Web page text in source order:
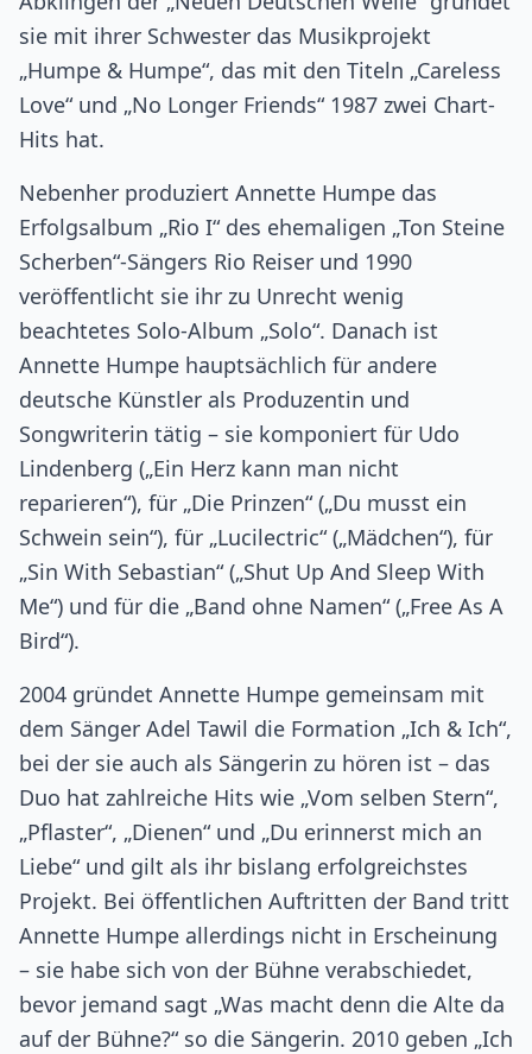
sie mit ihrer Schwester das Musikprojekt
„Humpe & Humpe“, das mit den Titeln „Careless
Love“ und „No Longer Friends“ 1987 zwei Chart-
Hits hat.
Nebenher produziert Annette Humpe das
Erfolgsalbum „Rio I“ des ehemaligen „Ton Steine
Scherben“-Sängers Rio Reiser und 1990
veröffentlicht sie ihr zu Unrecht wenig
beachtetes Solo-Album „Solo“. Danach ist
Annette Humpe hauptsächlich für andere
deutsche Künstler als Produzentin und
Songwriterin tätig – sie komponiert für Udo
Lindenberg („Ein Herz kann man nicht
reparieren“), für „Die Prinzen“ („Du musst ein
Schwein sein“), für „Lucilectric“ („Mädchen“), für
„Sin With Sebastian“ („Shut Up And Sleep With
Me“) und für die „Band ohne Namen“ („Free As A
Bird“).
2004 gründet Annette Humpe gemeinsam mit
dem Sänger Adel Tawil die Formation „Ich & Ich“,
bei der sie auch als Sängerin zu hören ist – das
Duo hat zahlreiche Hits wie „Vom selben Stern“,
„Pflaster“, „Dienen“ und „Du erinnerst mich an
Liebe“ und gilt als ihr bislang erfolgreichstes
Projekt. Bei öffentlichen Auftritten der Band tritt
Annette Humpe allerdings nicht in Erscheinung
– sie habe sich von der Bühne verabschiedet,
bevor jemand sagt „Was macht denn die Alte da
auf der Bühne?“ so die Sängerin. 2010 geben „Ich